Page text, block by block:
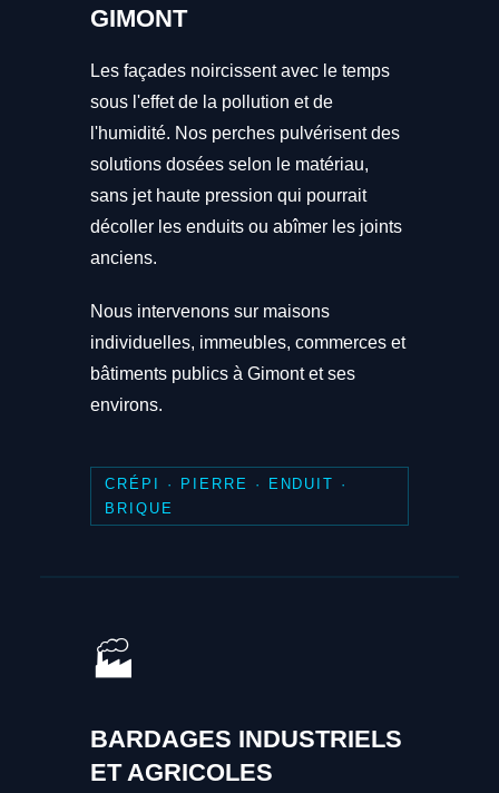
GIMONT
Les façades noircissent avec le temps
sous l'effet de la pollution et de
l'humidité. Nos perches pulvérisent des
solutions dosées selon le matériau,
sans jet haute pression qui pourrait
décoller les enduits ou abîmer les joints
anciens.
Nous intervenons sur maisons
individuelles, immeubles, commerces et
bâtiments publics à Gimont et ses
environs.
CRÉPI · PIERRE · ENDUIT ·
BRIQUE
🏭
BARDAGES INDUSTRIELS
ET AGRICOLES